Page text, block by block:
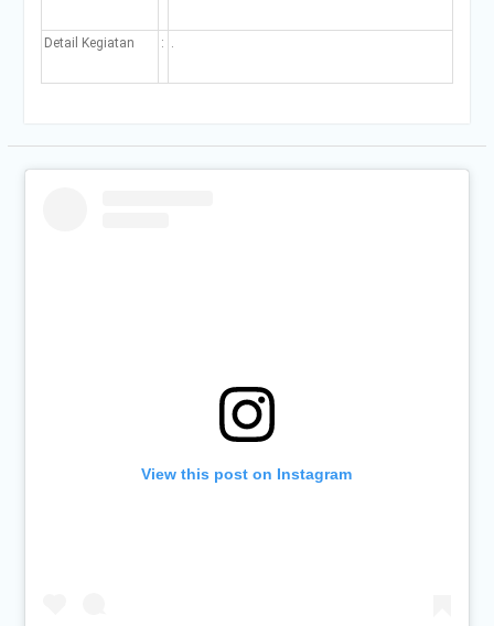
Detail Kegiatan : .
View this post on Instagram